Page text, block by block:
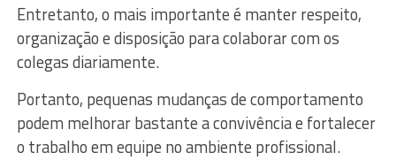
Entretanto, o mais importante é manter respeito,
organização e disposição para colaborar com os
colegas diariamente.
Portanto, pequenas mudanças de comportamento
podem melhorar bastante a convivência e fortalecer
o trabalho em equipe no ambiente profissional.